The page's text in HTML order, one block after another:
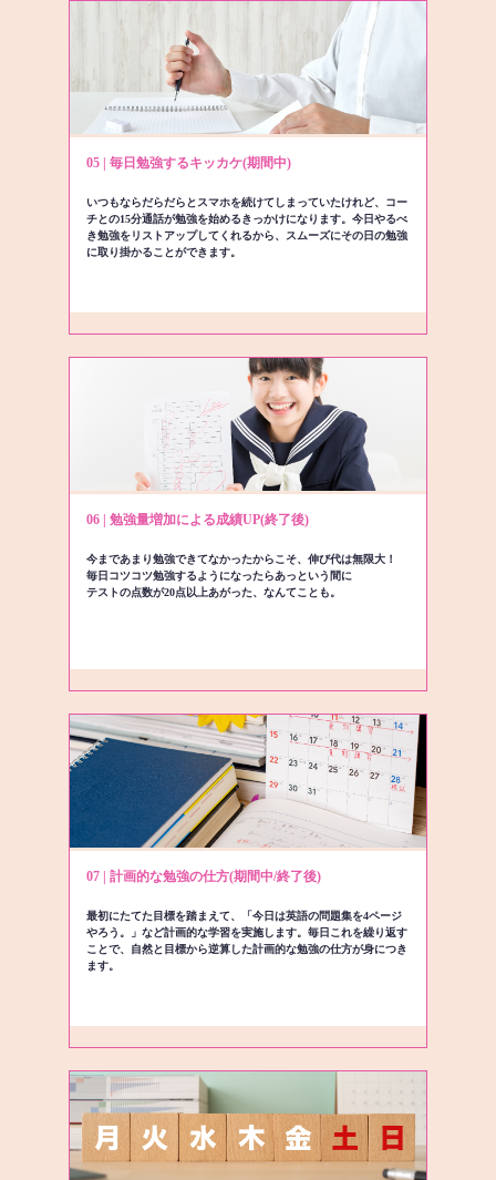
05 | 毎日勉強するキッカケ(期間中)
いつもならだらだらとスマホを続けてしまっていたけれど、コー
チとの15分通話が勉強を始めるきっかけになります。今日やるべ
き勉強をリストアップしてくれるから、スムーズにその日の勉強
に取り掛かることができます。
06 | 勉強量増加による成績UP(終了後)
今まであまり勉強できてなかったからこそ、伸び代は無限大！
毎日コツコツ勉強するようになったらあっという間に
テストの点数が20点以上あがった、なんてことも。
07 | 計画的な勉強の仕方(期間中/終了後)
最初にたてた目標を踏まえて、「今日は英語の問題集を4ページ
やろう。」など計画的な学習を実施します。毎日これを繰り返す
ことで、自然と目標から逆算した計画的な勉強の仕方が身につき
ます。